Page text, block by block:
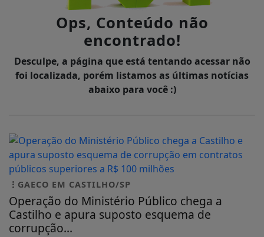
Ops, Conteúdo não
encontrado!
Desculpe, a página que está tentando acessar não
foi localizada, porém listamos as últimas notícias
abaixo para você :)
GAECO EM CASTILHO/SP
Operação do Ministério Público chega a
Castilho e apura suposto esquema de
corrupção...